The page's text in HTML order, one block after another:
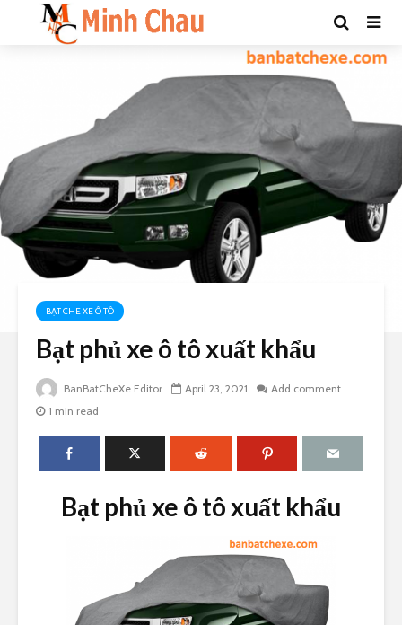
BẠT CHE XE Ô TÔ
Bạt phủ xe ô tô xuất khẩu
BanBatCheXe Editor April 23, 2021
Add comment
1 min read
Bạt phủ xe ô tô xuất khẩu